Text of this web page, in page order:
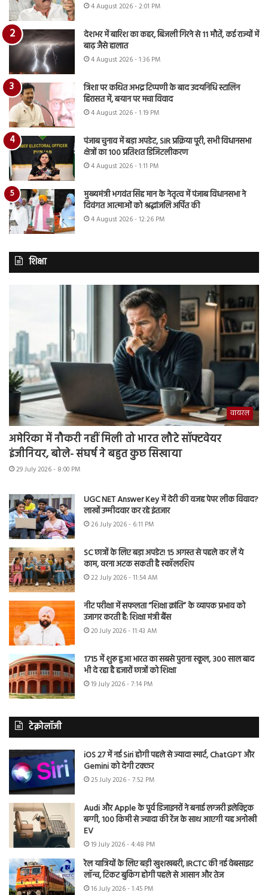
4 August 2026 - 2:01 PM
देशभर में बारिश का कहर, बिजली गिरने से 11 मौतें, कई राज्यों में
बाढ़ जैसे हालात
4 August 2026 - 1:36 PM
त्रिशा पर कथित अभद्र टिप्पणी के बाद उदयनिधि स्टालिन
हिरासत में, बयान पर मचा विवाद
4 August 2026 - 1:19 PM
पंजाब चुनाव में बड़ा अपडेट, SIR प्रक्रिया पूरी, सभी विधानसभा
क्षेत्रों का 100 प्रतिशत डिजिटलीकरण
4 August 2026 - 1:11 PM
मुख्यमंत्री भगवंत सिंह मान के नेतृत्व में पंजाब विधानसभा ने
दिवंगत आत्माओं को श्रद्धांजलि अर्पित की
4 August 2026 - 12:26 PM
शिक्षा
वायरल
अमेरिका में नौकरी नहीं मिली तो भारत लौटे सॉफ्टवेयर
इंजीनियर, बोले- संघर्ष ने बहुत कुछ सिखाया
29 July 2026 - 8:00 PM
UGC NET Answer Key में देरी की वजह पेपर लीक विवाद?
लाखों उम्मीदवार कर रहे इंतजार
26 July 2026 - 6:11 PM
SC छात्रों के लिए बड़ा अपडेट! 15 अगस्त से पहले कर लें ये
काम, वरना अटक सकती है स्कॉलरशिप
22 July 2026 - 11:54 AM
नीट परीक्षा में सफलता “शिक्षा क्रांति” के व्यापक प्रभाव को
उजागर करती है: शिक्षा मंत्री बैंस
20 July 2026 - 11:43 AM
1715 में शुरू हुआ भारत का सबसे पुराना स्कूल, 300 साल बाद
भी दे रहा है हजारों छात्रों को शिक्षा
19 July 2026 - 7:14 PM
टेक्नोलॉजी
iOS 27 में नई Siri होगी पहले से ज्यादा स्मार्ट, ChatGPT और
Gemini को देगी टक्कर
25 July 2026 - 7:52 PM
Audi और Apple के पूर्व डिजाइनरों ने बनाई लग्जरी इलेक्ट्रिक
बग्गी, 100 किमी से ज्यादा की रेंज के साथ आएगी यह अनोखी
EV
19 July 2026 - 4:48 PM
रेल यात्रियों के लिए बड़ी खुशखबरी, IRCTC की नई वेबसाइट
लॉन्च, टिकट बुकिंग होगी पहले से आसान और तेज
16 July 2026 - 1:45 PM